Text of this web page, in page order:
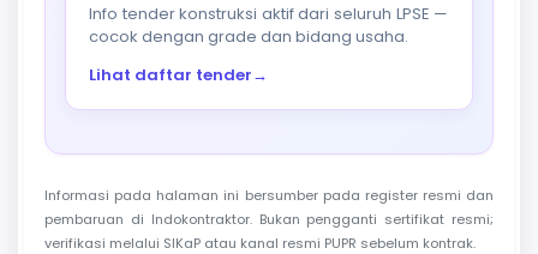
Info tender konstruksi aktif dari seluruh LPSE —
cocok dengan grade dan bidang usaha.
Lihat daftar tender→
Informasi pada halaman ini bersumber pada register resmi dan
pembaruan di Indokontraktor. Bukan pengganti sertifikat resmi;
verifikasi melalui SIKaP atau kanal resmi PUPR sebelum kontrak.